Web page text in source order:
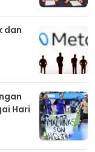
dan
Hari